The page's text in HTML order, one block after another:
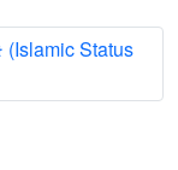
(Islamic Status